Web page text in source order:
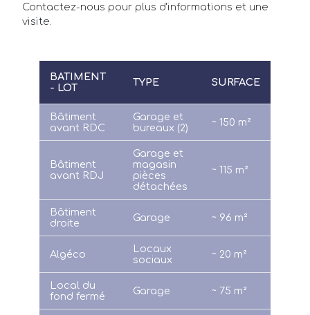
Qui sommes-nous ?
Contactez-nous pour plus d'informations et une
visite.
BATIMENT
- LOT
TYPE SURFACE
Bâtiment
avant RDC
Garage et
bureaux (2)
~ 150 m²
Bâtiment
avant RDJ
Garage et
magasin
pièces
détachées
~ 115 m²
Bâtiment
droite
Garage ~ 96 m²
Algéco
Locaux
sociaux
~ 20 m²
Local du
fond fermé
Garage ~ 75 m²